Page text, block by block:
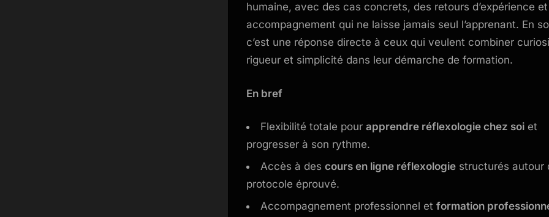
humaine, avec des cas concrets, des retours d’expérience
accompagnement qui ne laisse jamais seul l’apprenant. En
c’est une réponse directe à ceux qui veulent combiner
rigueur et simplicité dans leur démarche de formation.
En bref
Flexibilité totale pour apprendre réflexologie chez soi et
progresser à son rythme.
Accès à des cours en ligne réflexologie structurés autour
protocole éprouvé.
Accompagnement professionnel et formation